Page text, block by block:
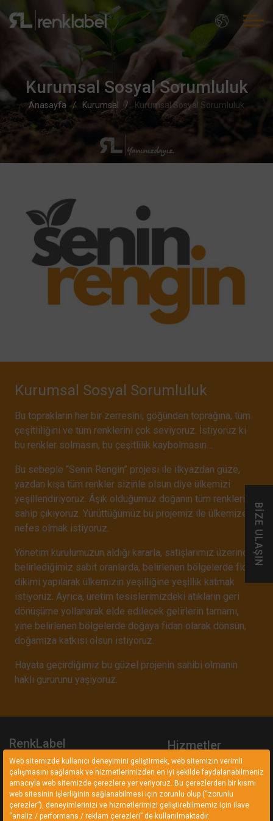
Kurumsal Sosyal Sorumluluk
Anasayfa Kurumsal Kurumsal Sosyal Sorumluluk
Kurumsal Sosyal Sorumluluk
Bu toprakların her bir zerresini, göğünden toprağına, tüm
çeşitliliğini ve tüm renklerini çok seviyoruz. İstiyoruz ki
bu renkler solmasın, bu çeşitlilik kaybolmasın…
Bu sebeple “Senin Rengin” projesi ile ilkyazdan güze,
yazdan kışa tüm renkler sizinle olsun diye ülkemizi
yeşillendiriyoruz. Âşık olduğumuz doğanın tüm renklerine
sahip çıkıyoruz. Yürüttüğümüz bu projemiz ile ülkemize
nefes olmak istiyoruz.
Yönetim kurulumuzun aldığı kararla, satışlarımız üzerinden
belirlediğimiz sabit oranlarda, belirlenen bölgelerde fidan
dikimi yapılarak ülkemizin yeşilliğine yeşillik katmak
istiyoruz. Ayrıca, üretim tesislerimizdeki atıkların geri
dönüşüme yollanarak elde edilecek gelirlerin tamamı,
yine belirlenen bölgelerde doğaya fidan olarak dönsün,
doğamıza katkısı olsun istiyoruz.
Hayata geçirdiğimiz bu güzel projenin sahibi olmanın
haklı gururunu yaşıyoruz.
RenkLabel
RenkLabel belirlediği hedefler ve
ilkeler ile sadece yapıyoruz
demekle yetinmez. Doğru üretim
anlayışıyla sözünde durur.
Hizmetler
Seriagrafi Baskı
Dijital Baskı Çözümleri
Endüstriyel Performans
Etiketleri
Web sitemizde kullanıcı deneyimini geliştirmek, web sitemizin verimli
çalışmasını sağlamak ve hizmetlerimizden en iyi şekilde faydalanabilmeniz
amacıyla web sitemizde çerezlere yer veriyoruz. Bu çerezlerden bir kısmı
web sitesinin işlerliğinin sağlanabilmesi için zorunlu olup (“zorunlu
çerezler”), deneyimlerinizi ve hizmetlerimizi geliştirebilmemiz için ilave
“analiz / performans / reklam çerezleri” de kullanılmaktadır.
BİZE ULAŞIN